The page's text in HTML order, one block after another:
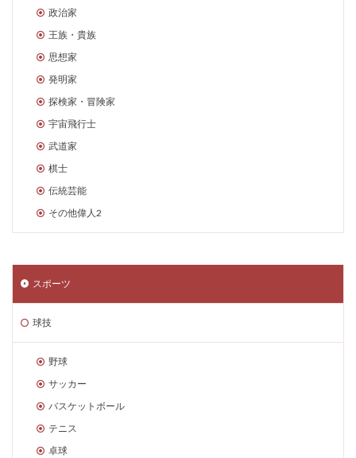
政治家
王族・貴族
思想家
発明家
探検家・冒険家
宇宙飛行士
武道家
棋士
伝統芸能
その他偉人2
スポーツ
球技
野球
サッカー
バスケットボール
テニス
卓球